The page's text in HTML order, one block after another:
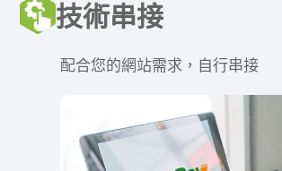
技術串接
配合您的網站需求，自行串接